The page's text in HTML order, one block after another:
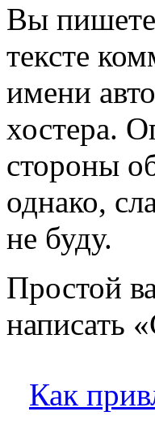
Вы пишете
тексте
имени
хостера.
стороны
однако,
не буду.
Простой
написать
Как